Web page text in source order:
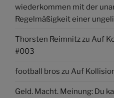
wiederkommen mit der
Regelmäßigkeit einer
Thorsten Reimnitzzu Auf
#003
football bros zu Auf
Geld. Macht. Meinung: Du